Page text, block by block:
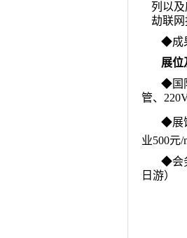
列以
劫联网
◆成
展位
◆
管、
◆展
业500元/
◆会
日游）